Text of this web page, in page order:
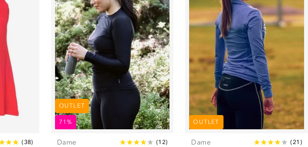
(38)
OUTLET
71%
Dame (12)
OUTLET
Dame ( 21 )